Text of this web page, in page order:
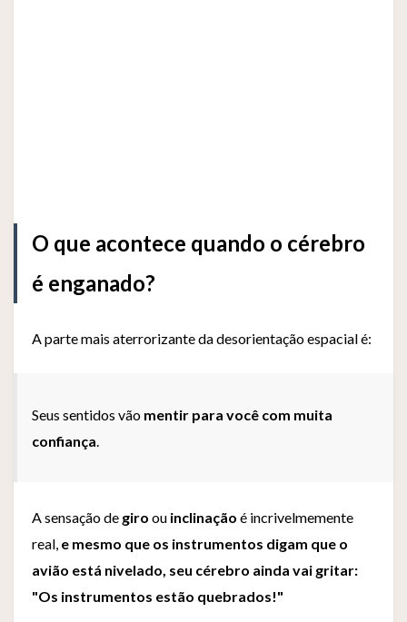
O que acontece quando o cérebro
é enganado?
A parte mais aterrorizante da desorientação espacial é:
Seus sentidos vão mentir para você com muita
confiança
A sensação de giro ou inclinação é incrivelmemente
real, e mesmo que os instrumentos digam que o
avião está nivelado, seu cérebro ainda vai gritar:
"Os instrumentos estão quebrados!"